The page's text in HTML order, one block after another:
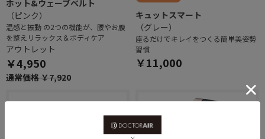
ホット&ウェーブベルト
（ピンク）
温感と振動 の2つの機能が、腰やお腹
を整えリラックス＆ボディケア
アウトレット
￥4,950
通常価格 ￥7,920
キュットスマート
（グレー）
座るだけでキレイをつくる簡単美姿勢
習慣
￥11,000